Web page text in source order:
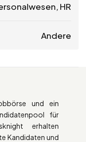
HR
Andere
und ein
für
erhalten
Kandidaten und